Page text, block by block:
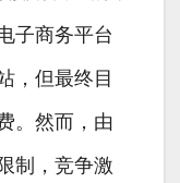
子商务平台
，但最终目
。然而，由
制，竞争激